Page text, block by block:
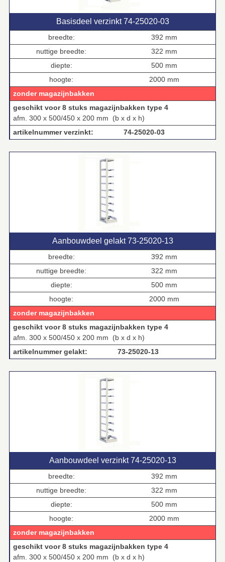
Basisdeel verzinkt 74‑25020‑03
breedte:
392 mm
nuttige breedte:
322 mm
diepte:
500 mm
hoogte:
2000 mm
zonder magazijnbakken
geschikt voor 8 stuks magazijnbakken type 4
afm. 300 x 500/450 x 200 mm (b x d x h)
artikelnummer verzinkt: 74‑25020‑03
Aanbouwdeel gelakt 73‑25020‑13
breedte:
392 mm
nuttige breedte:
322 mm
diepte:
500 mm
hoogte:
2000 mm
zonder magazijnbakken
geschikt voor 8 stuks magazijnbakken type 4
afm. 300 x 500/450 x 200 mm (b x d x h)
artikelnummer gelakt: 73‑25020‑13
Aanbouwdeel verzinkt 74‑25020‑13
breedte:
392 mm
nuttige breedte:
322 mm
diepte:
500 mm
hoogte:
2000 mm
zonder magazijnbakken
geschikt voor 8 stuks magazijnbakken type 4
afm. 300 x 500/450 x 200 mm (b x d x h)